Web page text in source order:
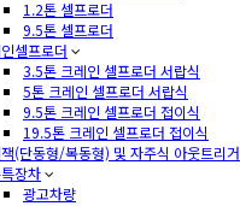
1.2톤 셀프로더
9.5톤 셀프로더
셀프로더
3.5톤 크레인 셀프로더 서랍식
5톤 크레인 셀프로더 서랍식
9.5톤 크레인 셀프로더 접이식
19.5톤 크레인 셀프로더 접이식
(단동형/복동형) 및 자주식 아웃트리거
장차
광고차량